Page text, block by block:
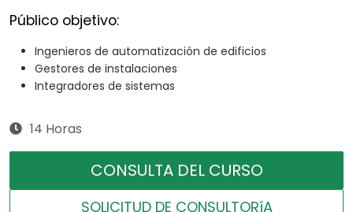
Público objetivo:
Ingenieros de automatización de edificios
Gestores de instalaciones
Integradores de sistemas
14 Horas
CONSULTA DEL CURSO
SOLICITUD DE CONSULTORíA